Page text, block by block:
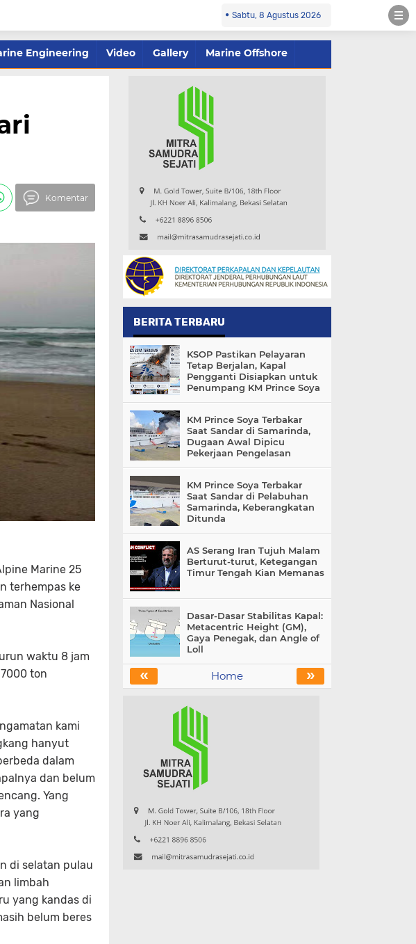
Sabtu, 8 Agustus 2026
Engineering Video Gallery Marine Offshore
Komentar
Marine 25
terhempas ke
Nasional
waktu 8 jam
ton
kami
hanyut
dalam
dan belum
Yang
yang
di selatan pulau
limbah
yang kandas di
belum beres
BERITA TERBARU
KSOP Pastikan Pelayaran
Tetap Berjalan, Kapal
Pengganti Disiapkan untuk
Penumpang KM Prince Soya
KM Prince Soya Terbakar
Saat Sandar di Samarinda,
Dugaan Awal Dipicu
Pekerjaan Pengelasan
KM Prince Soya Terbakar
Saat Sandar di Pelabuhan
Samarinda, Keberangkatan
Ditunda
AS Serang Iran Tujuh Malam
Berturut-turut, Ketegangan
Timur Tengah Kian Memanas
Dasar-Dasar Stabilitas Kapal:
Metacentric Height (GM),
Gaya Penegak, dan Angle of
Loll
« »
Home